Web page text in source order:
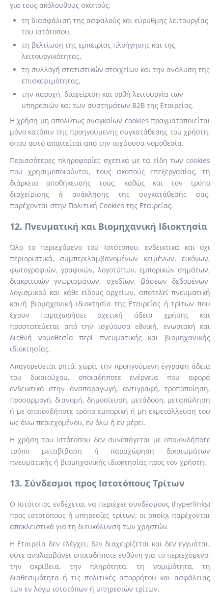
για τους ακόλουθους σκοπούς:
τη διασφάλιση της ασφαλούς και εύρυθμης λειτουργίας
του Ιστότοπου,
τη βελτίωση της εμπειρίας πλοήγησης και της
λειτουργικότητας,
τη συλλογή στατιστικών στοιχείων και την ανάλυση της
επισκεψιμότητας,
την παροχή, διαχείριση και ορθή λειτουργία των
υπηρεσιών και των συστημάτων B2B της Εταιρείας.
Η χρήση μη απολύτως αναγκαίων cookies πραγματοποιείται
μόνο κατόπιν της προηγούμενης συγκατάθεσης του χρήστη,
όπου αυτό απαιτείται από την ισχύουσα νομοθεσία.
Περισσότερες πληροφορίες σχετικά με τα είδη των cookies
που χρησιμοποιούνται, τους σκοπούς επεξεργασίας, τη
διάρκεια αποθήκευσής τους, καθώς και τον τρόπο
διαχείρισης ή ανάκλησης της συγκατάθεσής σας,
παρέχονται στην Πολιτική Cookies της Εταιρείας.
12. Πνευματική και Βιομηχανική Ιδιοκτησία
Όλο το περιεχόμενο του Ιστότοπου, ενδεικτικά και όχι
περιοριστικά, συμπεριλαμβανομένων κειμένων, εικόνων,
φωτογραφιών, γραφικών, λογοτύπων, εμπορικών σημάτων,
διακριτικών γνωρισμάτων, σχεδίων, βάσεων δεδομένων,
λογισμικού και κάθε είδους αρχείων, αποτελεί πνευματική
και/ή βιομηχανική ιδιοκτησία της Εταιρείας ή τρίτων που
έχουν παραχωρήσει σχετική άδεια χρήσης και
προστατεύεται από την ισχύουσα εθνική, ενωσιακή και
διεθνή νομοθεσία περί πνευματικής και βιομηχανικής
ιδιοκτησίας.
Απαγορεύεται ρητά, χωρίς την προηγούμενη έγγραφη άδεια
του δικαιούχου, οποιαδήποτε ενέργεια που αφορά
ενδεικτικά στην αναπαραγωγή, αντιγραφή, τροποποίηση,
προσαρμογή, διανομή, δημοσίευση, μετάδοση, μεταπώληση
ή με οποιονδήποτε τρόπο εμπορική ή μη εκμετάλλευση του
ως άνω περιεχομένου, εν όλω ή εν μέρει.
Η χρήση του Ιστότοπου δεν συνεπάγεται με οποιονδήποτε
τρόπο μεταβίβαση ή παραχώρηση δικαιωμάτων
πνευματικής ή βιομηχανικής ιδιοκτησίας προς τον χρήστη.
13. Σύνδεσμοι προς Ιστοτόπους Τρίτων
Ο Ιστότοπος ενδέχεται να περιέχει συνδέσμους (hyperlinks)
προς ιστοτόπους ή υπηρεσίες τρίτων, οι οποίοι παρέχονται
αποκλειστικά για τη διευκόλυνση των χρηστών.
Η Εταιρεία δεν ελέγχει, δεν διαχειρίζεται και δεν εγγυάται,
ούτε αναλαμβάνει οποιαδήποτε ευθύνη για το περιεχόμενο,
την ακρίβεια, την πληρότητα, τη νομιμότητα, τη
διαθεσιμότητα ή τις πολιτικές απορρήτου και ασφάλειας
των εν λόγω ιστοτόπων ή υπηρεσιών τρίτων.